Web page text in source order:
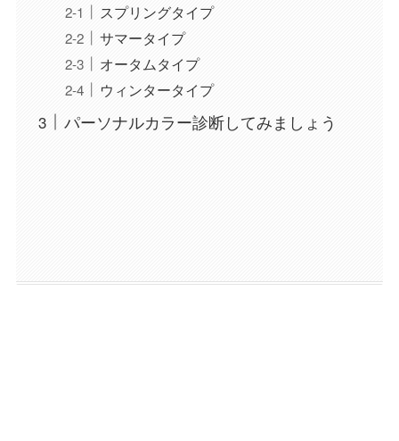
スプリングタイプ
サマータイプ
オータムタイプ
ウィンタータイプ
パーソナルカラー診断してみましょう